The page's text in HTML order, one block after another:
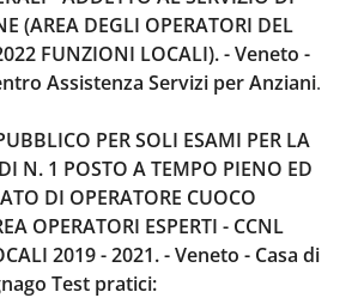
(AREA DEGLI OPERATORI DEL
FUNZIONI LOCALI). - Veneto -
Assistenza Servizi per Anziani.
PER SOLI ESAMI PER LA
N. 1 POSTO A TEMPO PIENO ED
DI OPERATORE CUOCO
OPERATORI ESPERTI - CCNL
2019 - 2021. - Veneto - Casa di
Test pratici: